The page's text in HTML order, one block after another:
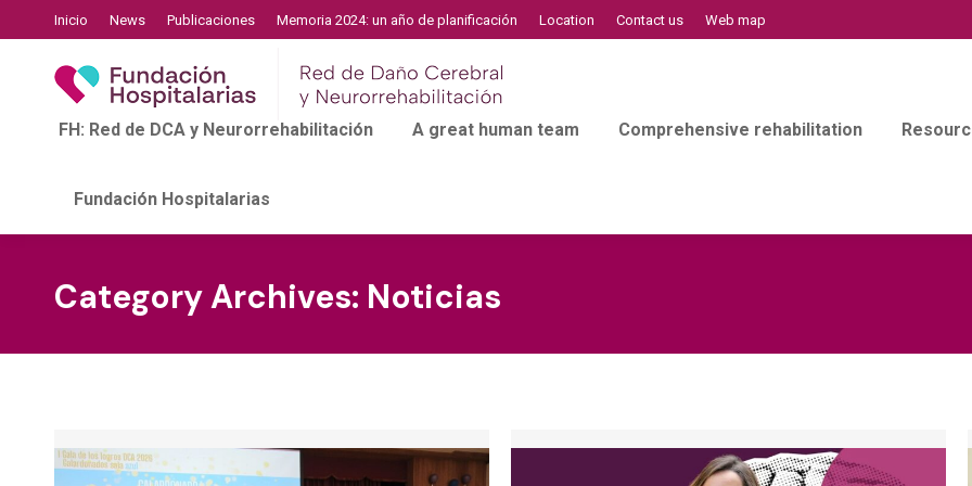
Inicio News Publicaciones Memoria 2024: un año de planificación Location Contact us Web map
FH: Red de DCA y Neurorrehabilitación A great human team Comprehensive rehabilitation
Fundación Hospitalarias
Category Archives: Noticias